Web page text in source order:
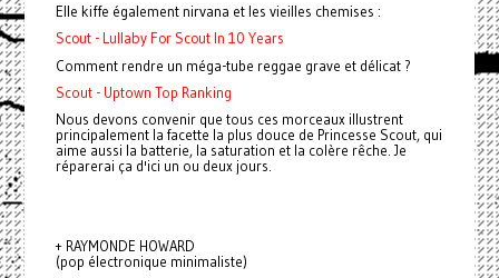
Elle kiffe également nirvana et les vieilles chemises :
Scout - Lullaby For Scout In 10 Years
Comment rendre un méga-tube reggae grave et délicat ?
Scout - Uptown Top Ranking
Nous devons convenir que tous ces morceaux illustrent
principalement la facette la plus douce de Princesse Scout, qui
aime aussi la batterie, la saturation et la colère rêche. Je
réparerai ça d'ici un ou deux jours.
+ RAYMONDE HOWARD
(pop électronique minimaliste)